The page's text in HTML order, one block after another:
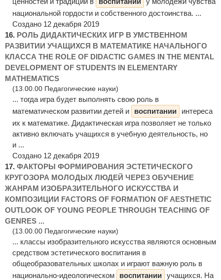
национальной гордости и собственного достоинства. ...
Создано 12 декабря 2019
16. РОЛЬ ДИДАКТИЧЕСКИХ ИГР В УМСТВЕННОМ
РАЗВИТИИ УЧАЩИХСЯ В МАТЕМАТИКЕ НАЧАЛЬНОГО
КЛАССА THE ROLE OF DIDACTIC GAMES IN THE MENTAL
DEVELOPMENT OF STUDENTS IN ELEMENTARY
MATHEMATICS
(13.00.00 Педагогические науки)
... тогда игра будет выполнять свою роль в
математическом развитии детей и
воспитании
интереса
их к математике. Дидактическая игра позволяет не только
активно включать учащихся в учебную деятельность, но
и ...
Создано 12 декабря 2019
17. ФАКТОРЫ ФОРМИРОВАНИЯ ЭСТЕТИЧЕСКОГО
КРУГОЗОРА МОЛОДЫХ ЛЮДЕЙ ЧЕРЕЗ ОБУЧЕНИЕ
ЖАНРАМ ИЗОБРАЗИТЕЛЬНОГО ИСКУССТВА И
КОМПОЗИЦИИ FACTORS OF FORMATION OF AESTHETIC
OUTLOOK OF YOUNG PEOPLE THROUGH TEACHING OF
GENRES ...
(13.00.00 Педагогические науки)
... классы изобразительного искусства являются основным
средством эстетического воспитания в
общеобразовательных школах и играют важную роль в
национально-идеологическом
воспитании учащихся. На